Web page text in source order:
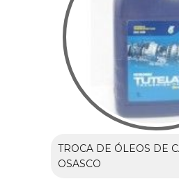
TROCA DE ÓLEOS DE
OSASCO